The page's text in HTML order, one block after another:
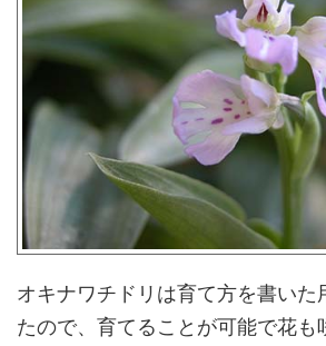
オキナワチドリは育て方を書いた
たので、育てることが可能で花も